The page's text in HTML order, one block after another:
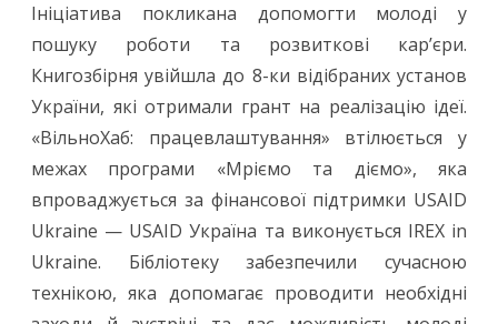
Ініціатива покликана допомогти молоді у
пошуку роботи та розвиткові кар’єри.
Книгозбірня увійшла до 8-ки відібраних установ
України, які отримали грант на реалізацію ідеї.
«ВільноХаб: працевлаштування» втілюється у
межах програми «Мріємо та діємо», яка
впроваджується за фінансової підтримки USAID
Ukraine — USAID Україна та виконується IREX in
Ukraine. Бібліотеку забезпечили сучасною
технікою, яка допомагає проводити необхідні